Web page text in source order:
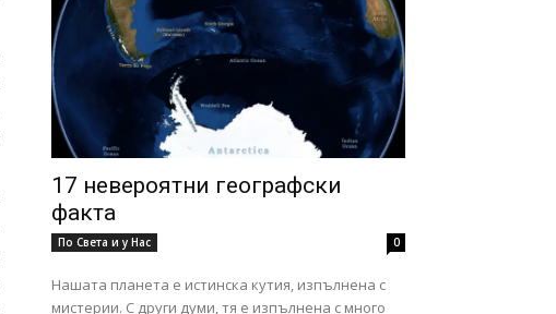
17 невероятни географски
факта
По Света и у Нас 0
Нашата планета е истинска кутия, изпълнена с
мистерии. С други думи, тя е изпълнена с много